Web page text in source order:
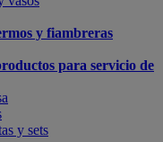
y fiambreras
para servicio de
y sets